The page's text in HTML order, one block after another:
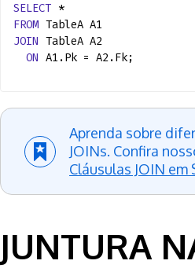
SELECT *
FROM TableA A1
JOIN TableA A2
ON A1.Pk = A2.Fk;
Aprenda sobre
JOINs. Confira
Cláusulas JOIN em
JUNTURA